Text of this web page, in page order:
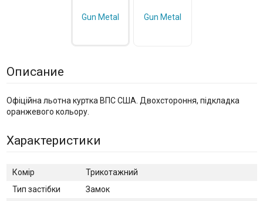
Описание
Офіційна льотна куртка ВПС США. Двохстороння, підкладка
оранжевого кольору.
Характеристики
Комір
Трикотажний
Тип застібки
Замок